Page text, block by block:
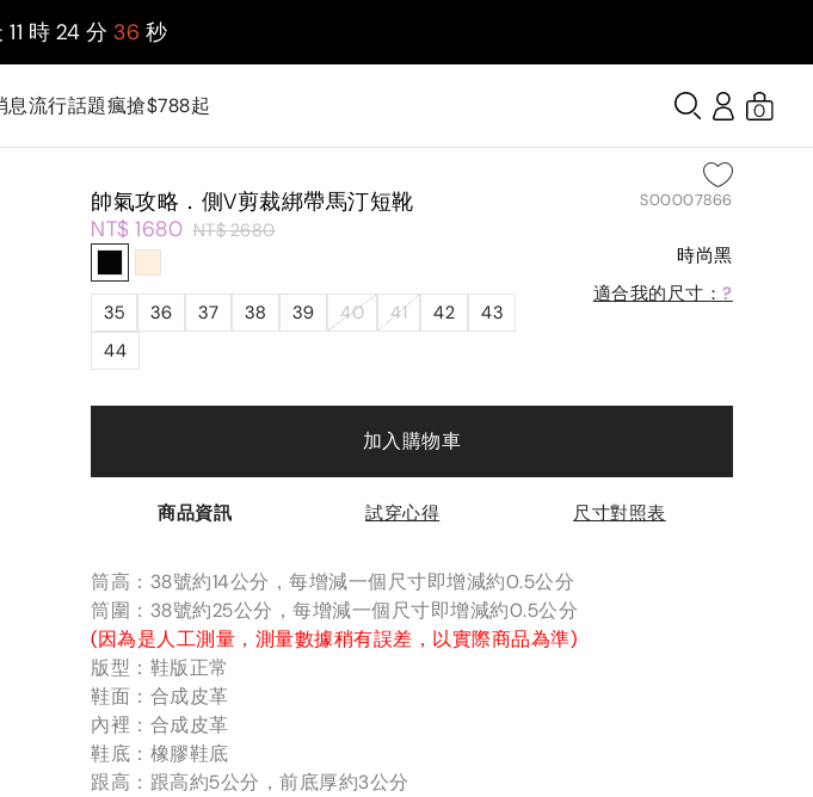
11 時 24 分 34 秒
息流行話題瘋搶$788起 0
帥氣攻略．側V剪裁綁帶馬汀短靴 S00007866
NT$ 1680 NT$ 2680
時尚黑
35 36 37 38 39 40 41 42
43
44
適合我的尺寸：?
加入購物車
商品資訊 試穿心得 尺寸對照表
筒高：38號約14公分，每增減一個尺寸即增減約0.5公分
筒圍：38號約25公分，每增減一個尺寸即增減約0.5公分
(因為是人工測量，測量數據稍有誤差，以實際商品為準)
版型：鞋版正常
鞋面：合成皮革
內裡：合成皮革
鞋底：橡膠鞋底
跟高：跟高約5公分，前底厚約3公分